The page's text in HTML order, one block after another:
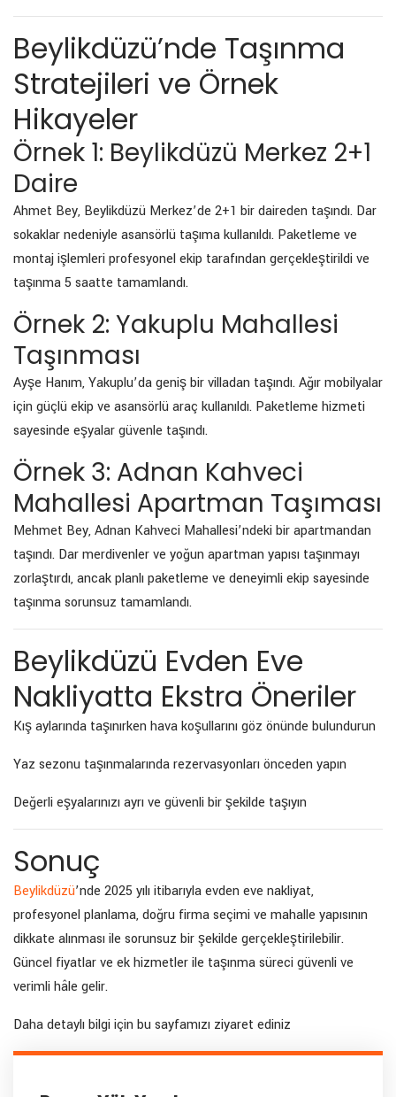
Beylikdüzü’nde Taşınma
Stratejileri ve Örnek
Hikayeler
Örnek 1: Beylikdüzü Merkez 2+1
Daire
Ahmet Bey, Beylikdüzü Merkez’de 2+1 bir daireden taşındı. Dar
sokaklar nedeniyle asansörlü taşıma kullanıldı. Paketleme ve
montaj işlemleri profesyonel ekip tarafından gerçekleştirildi ve
taşınma 5 saatte tamamlandı.
Örnek 2: Yakuplu Mahallesi
Taşınması
Ayşe Hanım, Yakuplu’da geniş bir villadan taşındı. Ağır mobilyalar
için güçlü ekip ve asansörlü araç kullanıldı. Paketleme hizmeti
sayesinde eşyalar güvenle taşındı.
Örnek 3: Adnan Kahveci
Mahallesi Apartman Taşıması
Mehmet Bey, Adnan Kahveci Mahallesi’ndeki bir apartmandan
taşındı. Dar merdivenler ve yoğun apartman yapısı taşınmayı
zorlaştırdı, ancak planlı paketleme ve deneyimli ekip sayesinde
taşınma sorunsuz tamamlandı.
Beylikdüzü Evden Eve
Nakliyatta Ekstra Öneriler
Kış aylarında taşınırken hava koşullarını göz önünde bulundurun
Yaz sezonu taşınmalarında rezervasyonları önceden yapın
Değerli eşyalarınızı ayrı ve güvenli bir şekilde taşıyın
Sonuç
Beylikdüzü’nde 2025 yılı itibarıyla evden eve nakliyat,
profesyonel planlama, doğru firma seçimi ve mahalle yapısının
dikkate alınması ile sorunsuz bir şekilde gerçekleştirilebilir.
Güncel fiyatlar ve ek hizmetler ile taşınma süreci güvenli ve
verimli hâle gelir.
Daha detaylı bilgi için bu sayfamızı ziyaret ediniz